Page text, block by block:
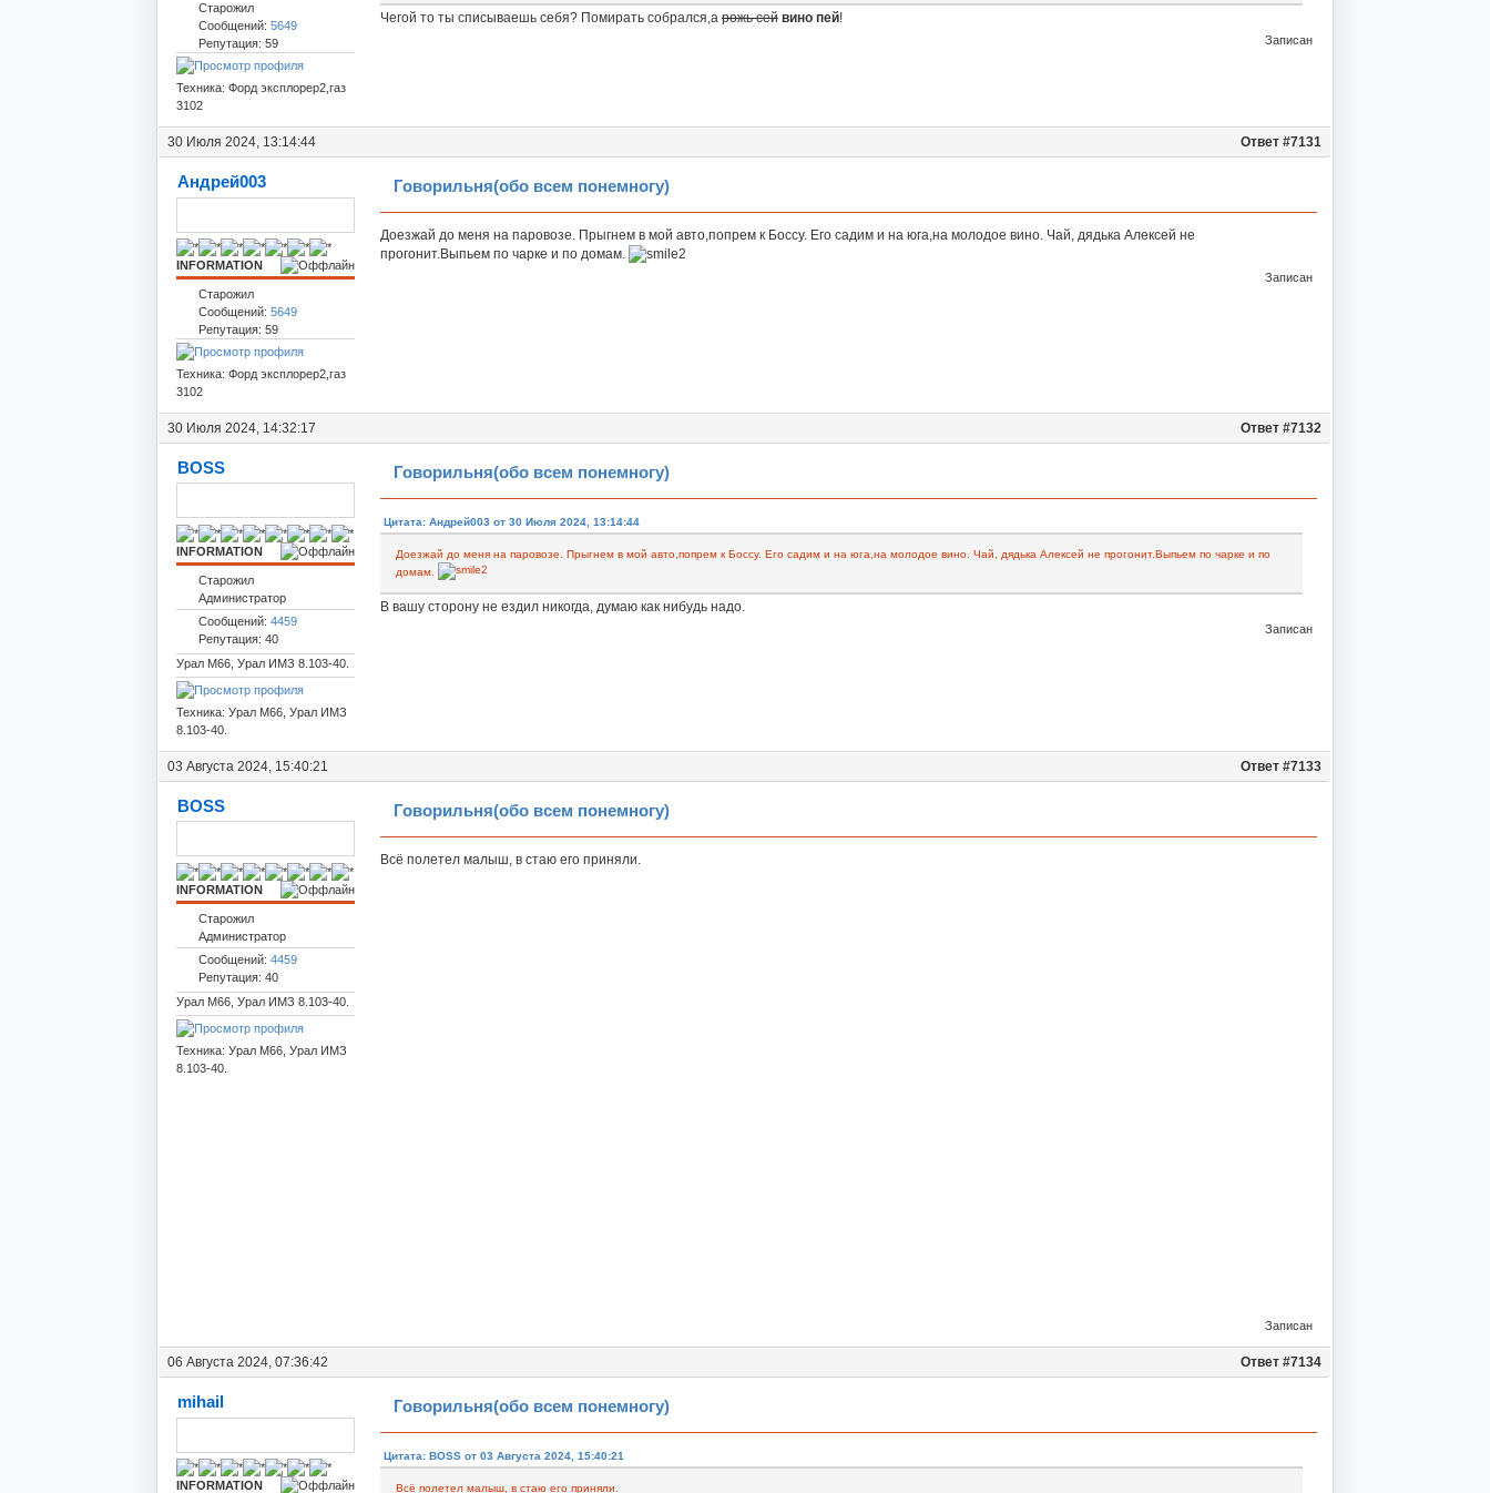
Старожил
Сообщений:5649
Репутация: 59
Техника: Форд эксплорер2,газ
3102
Чегой то ты списываешь себя? Помирать собрался,арожь сей вино пей!
Записан
30 Июля 2024, 13:14:44 Ответ #7131
Андрей003
INFORMATION
Старожил
Сообщений:5649
Репутация: 59
Техника: Форд эксплорер2,газ
3102
Говорильня(обо всем понемногу)
Доезжай до меня на паровозе. Прыгнем в мой авто,попрем к Боссу. Его садим и на юга,на молодое вино. Чай, дядька Алексей не
прогонит.Выпьем по чарке и по домам.
Записан
30 Июля 2024, 14:32:17 Ответ #7132
BOSS
INFORMATION
Старожил
Администратор
Сообщений:4459
Репутация: 40
Урал М66, Урал ИМЗ 8.103-40.
Техника: Урал М66, Урал ИМЗ
8.103-40.
Говорильня(обо всем понемногу)
Цитата: Андрей003 от 30 Июля 2024, 13:14:44
Доезжай до меня на паровозе. Прыгнем в мой авто,попрем к Боссу. Его садим и на юга,на молодое вино. Чай, дядька Алексей не прогонит.Выпьем по чарке и по
домам.
В вашу сторону не ездил никогда, думаю как нибудь надо.
Записан
03 Августа 2024, 15:40:21 Ответ #7133
BOSS
INFORMATION
Старожил
Администратор
Сообщений:4459
Репутация: 40
Урал М66, Урал ИМЗ 8.103-40.
Техника: Урал М66, Урал ИМЗ
8.103-40.
Говорильня(обо всем понемногу)
Всё полетел малыш, в стаю его приняли.
Записан
06 Августа 2024, 07:36:42 Ответ #7134
mihail
INFORMATION
Говорильня(обо всем понемногу)
Цитата: BOSS от 03 Августа 2024, 15:40:21
Всё полетел малыш, в стаю его приняли.